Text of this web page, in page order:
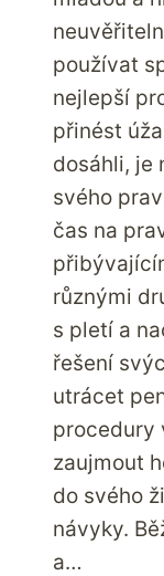
používat
nejlepší
přinést
dosáhli, je
svého
čas na
různými
s pletí a
řešení
utrácet
procedury
zaujmout
do svého
návyky.
a…